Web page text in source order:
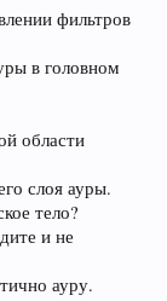
фильтров
в головном
области
слоя ауры.
тело?
и не
ауру.